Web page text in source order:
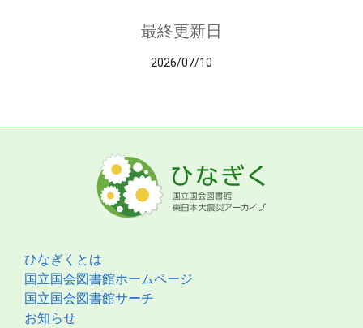
最終更新日
2026/07/10
ひなぎくとは
国立国会図書館ホームページ
国立国会図書館サーチ
お知らせ